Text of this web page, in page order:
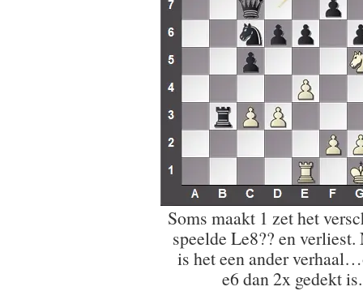
Soms maakt 1 zet het
speelde Le8?? en verliest.
is het een ander
e6 dan 2x gedekt is.